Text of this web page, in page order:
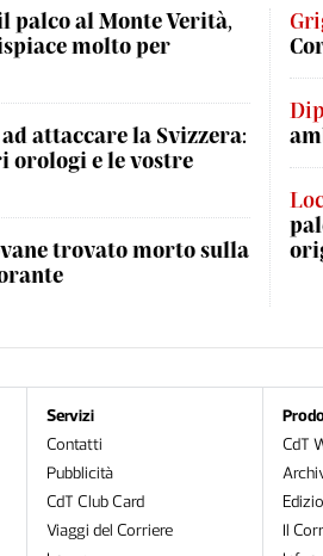
palco al Monte Verità,
molto per
attaccare la Svizzera:
orologi e le vostre
trovato morto sulla
Servizi
Contatti
Pubblicità
CdT Club Card
Viaggi del Corriere
CdT
Il